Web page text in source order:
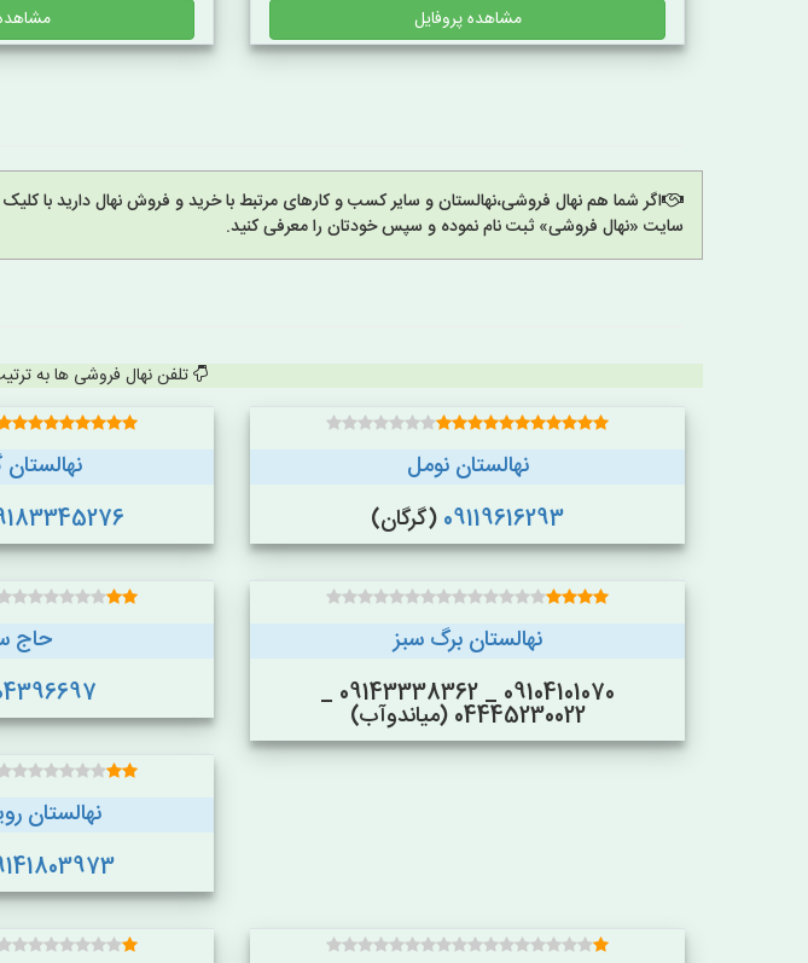
مشاهده پروفایل
اگر شما هم نهال فروشی،نهالستان و سایر کسب و کارهای مرتبط با خرید و فروش نهال دارید با
سایت «نهال فروشی» ثبت نام نموده و سپس خودتان را معرفی کنید.
تلفن نهال فروشی ها به
نهالستان نومل
09119616293 (گرگان)
نهالستان برگ سبز
09104101070 _ 09143338362 _
04445230022 (میاندوآب)
حاج
نهالستان